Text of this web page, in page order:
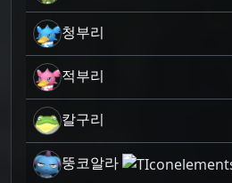
청부리
적부리
칼구리
뚱코알라